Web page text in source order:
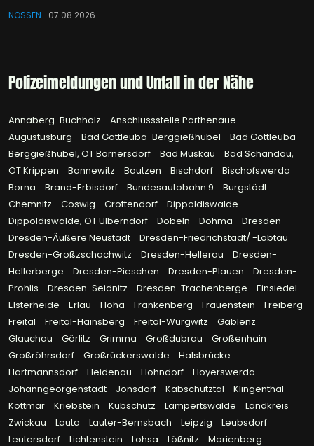
NOSSEN 07.08.2026
Polizeimeldungen und Unfall in der Nähe
Annaberg-Buchholz
Anschlussstelle Parthenaue
Augustusburg
Bad Gottleuba-Berggießhübel
Bad Gottleuba-
Berggießhübel, OT Börnersdorf
Bad Muskau
Bad Schandau,
OT Krippen
Bannewitz Bautzen Bischdorf
Bischofswerda
Borna
Brand-Erbisdorf Bundesautobahn 9
Burgstädt
Chemnitz
Coswig Crottendorf
Dippoldiswalde
Dippoldiswalde, OT Ulberndorf
Döbeln Dohma
Dresden
Dresden-Äußere Neustadt
Dresden-Friedrichstadt/ -Löbtau
Dresden-Großzschachwitz
Dresden-Hellerau
Dresden-
Hellerberge
Dresden-Pieschen Dresden-Plauen
Dresden-
Prohlis
Dresden-Seidnitz Dresden-Trachenberge
Einsiedel
Elsterheide
Erlau Flöha Frankenberg Frauenstein
Freiberg
Freital
Freital-Hainsberg Freital-Wurgwitz
Gablenz
Glauchau
Görlitz Grimma Großdubrau
Großenhain
Großröhrsdorf
Großrückerswalde
Halsbrücke
Hartmannsdorf
Heidenau Hohndorf
Hoyerswerda
Johanngeorgenstadt
Jonsdorf Käbschütztal
Klingenthal
Kottmar
Kriebstein Kubschütz Lampertswalde
Landkreis
Zwickau
Lauta Lauter-Bernsbach Leipzig
Leubsdorf
Leutersdorf
Lichtenstein Lohsa Lößnitz
Marienberg